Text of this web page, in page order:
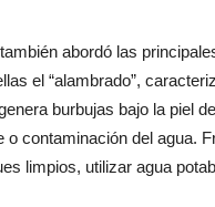
abordó las
el “alambrado”,
burbujas bajo la piel
o contaminación del agua.
limpios, utilizar agua